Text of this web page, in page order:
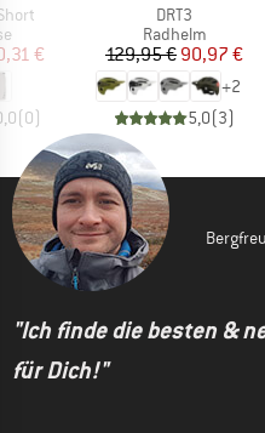
Preis
€
(0)
Artikel
DRT3
Produktgruppe
Radhelm
Preis
129,95 € 90,97 €
+2
5,0(3)
"Ich finde die besten &
für Dich!"